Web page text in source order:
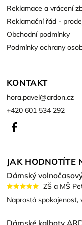
Reklamace a vrácení
Reklamační řád -
Obchodní podmínky
Podmínky ochrany
KONTAKT
hora.pavel@ardon.cz
+420 601 534 292
JAK HODNOTÍTE
Dámský
ZŠ a MŠ
Naprostá spokojenost,